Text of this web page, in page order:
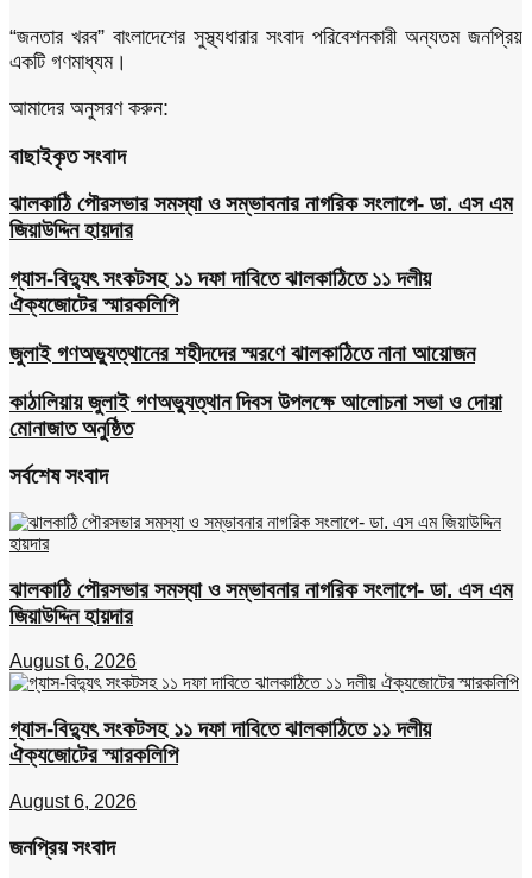
“জনতার খরব” বাংলাদেশের সুস্থ্যধারার সংবাদ পরিবেশনকারী অন্যতম জনপ্রিয়
একটি গণমাধ্যম।
আমাদের অনুসরণ করুন:
বাছাইকৃত সংবাদ
ঝালকাঠি পৌরসভার সমস্যা ও সম্ভাবনার নাগরিক সংলাপে- ডা. এস এম
জিয়াউদ্দিন হায়দার
গ্যাস-বিদ্যুৎ সংকটসহ ১১ দফা দাবিতে ঝালকাঠিতে ১১ দলীয়
ঐক্যজোটের স্মারকলিপি
জুলাই গণঅভ্যুত্থানের শহীদদের স্মরণে ঝালকাঠিতে নানা আয়োজন
কাঠালিয়ায় জুলাই গণঅভ্যুত্থান দিবস উপলক্ষে আলোচনা সভা ও দোয়া
মোনাজাত অনুষ্ঠিত
সর্বশেষ সংবাদ
ঝালকাঠি পৌরসভার সমস্যা ও সম্ভাবনার নাগরিক সংলাপে- ডা. এস এম
জিয়াউদ্দিন হায়দার
August 6, 2026
গ্যাস-বিদ্যুৎ সংকটসহ ১১ দফা দাবিতে ঝালকাঠিতে ১১ দলীয়
ঐক্যজোটের স্মারকলিপি
August 6, 2026
জনপ্রিয় সংবাদ